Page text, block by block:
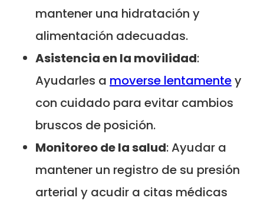
mantener una hidratación y
alimentación adecuadas.
Asistencia en la movilidad:
Ayudarles a moverse lentamentey
con cuidado para evitar cambios
bruscos de posición.
Monitoreo de la salud: Ayudar a
mantener un registro de su presión
arterial y acudir a citas médicas